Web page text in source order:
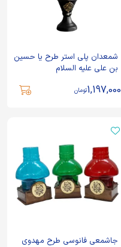
شمعدان پلی استر طرح یا حسین
بن علی علیه السلام
1,197,000تومان
جاشمعی فانوسی طرح مهدوی